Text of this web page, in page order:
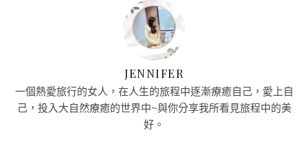
JENNIFER
一個熱愛旅行的女人，在人生的旅程中逐漸療癒自己，愛上自
己，投入大自然療癒的世界中~與你分享我所看見旅程中的美
好。